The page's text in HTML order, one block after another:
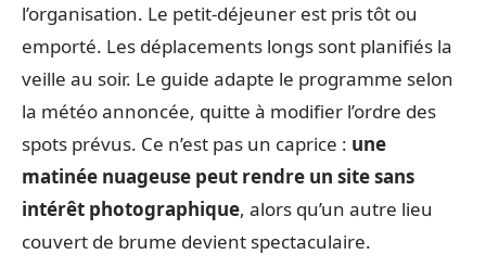
l’organisation. Le petit-déjeuner est pris tôt ou
emporté. Les déplacements longs sont planifiés la
veille au soir. Le guide adapte le programme selon
la météo annoncée, quitte à modifier l’ordre des
spots prévus. Ce n’est pas un caprice : une
matinée nuageuse peut rendre un site sans
intérêt photographique, alors qu’un autre lieu
couvert de brume devient spectaculaire.